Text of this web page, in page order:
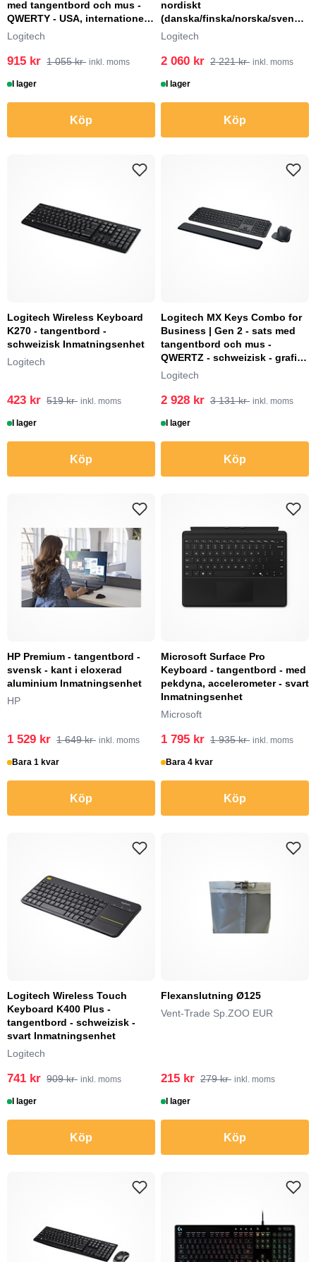
med tangentbord och mus -
QWERTY - USA, internationellt
- grafit Inma...
Logitech
915 kr 1 055 kr inkl. moms
I lager
Köp
nordiskt
(danska/finska/norska/svensk
a) - vit Inmatningsenhet
Logitech
2 060 kr 2 221 kr inkl. moms
I lager
Köp
Logitech Wireless Keyboard
K270 - tangentbord -
schweizisk Inmatningsenhet
Logitech
423 kr 519 kr inkl. moms
I lager
Köp
Logitech MX Keys Combo for
Business | Gen 2 - sats med
tangentbord och mus -
QWERTZ - schweizisk - grafit
Inmatningsenhe...
Logitech
2 928 kr 3 131 kr inkl. moms
I lager
Köp
HP Premium - tangentbord -
svensk - kant i eloxerad
aluminium Inmatningsenhet
HP
1 529 kr 1 649 kr inkl. moms
Bara 1 kvar
Köp
Microsoft Surface Pro
Keyboard - tangentbord - med
pekdyna, accelerometer - svart
Inmatningsenhet
Microsoft
1 795 kr 1 935 kr inkl. moms
Bara 4 kvar
Köp
Logitech Wireless Touch
Keyboard K400 Plus -
tangentbord - schweizisk -
svart Inmatningsenhet
Logitech
741 kr 909 kr inkl. moms
I lager
Köp
Flexanslutning Ø125
Vent-Trade Sp.ZOO EUR
215 kr 279 kr inkl. moms
I lager
Köp